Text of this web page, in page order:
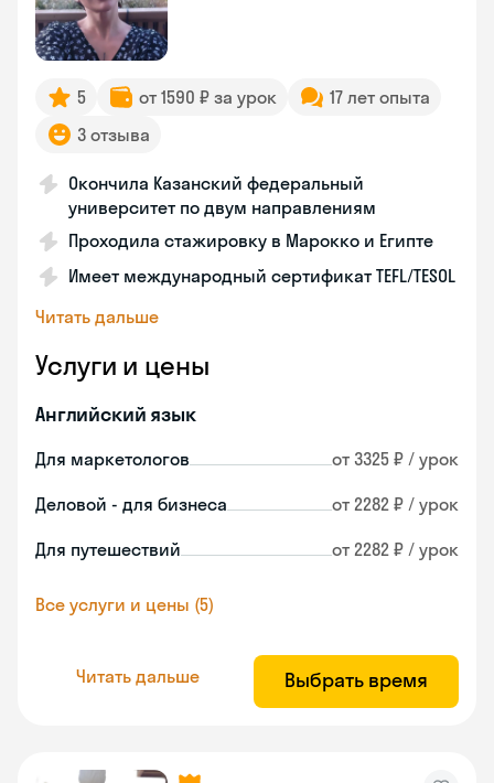
5 от 1590 ₽ за урок
17 лет опыта
3 отзыва
Окончила Казанский федеральный
университет по двум направлениям
Проходила стажировку в Марокко и Египте
Имеет международный сертификат TEFL/TESOL
Читать дальше
Услуги и цены
Английский язык
Для маркетологов от 3325 ₽ / урок
Деловой - для бизнеса от 2282 ₽ / урок
Для путешествий от 2282 ₽ / урок
Все услуги и цены (5)
Читать дальше Выбрать время